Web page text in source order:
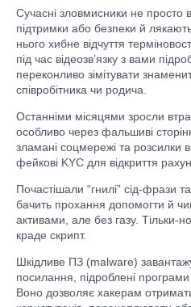
Сучасні зловмисники не просто
підтримки або безпеки й
нього хибне відчуття
під час відеозв’язку з вами
переконливо зімітувати
співробітника чи родича.
Останніми місяцями зросли
особливо через фальшиві
зламані соцмережі та розсилки
фейкові KYC для відкриття
Почастішали “гнилі” сід-фрази
бачить прохання допомогти й
активами, але без газу. Тільки-
краде скрипт.
Шкідливе ПЗ (malware)
посилання, підроблені
Воно дозволяє хакерам